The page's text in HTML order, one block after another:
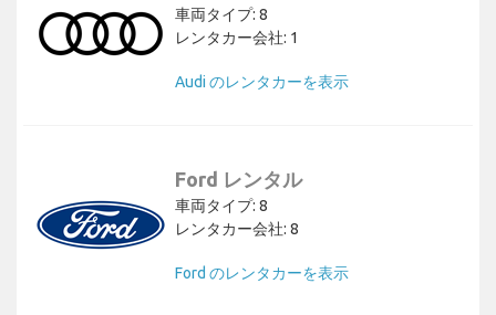
車両タイプ: 8
レンタカー会社: 1
Audi のレンタカーを表示
Ford レンタル
車両タイプ: 8
レンタカー会社: 8
Ford のレンタカーを表示